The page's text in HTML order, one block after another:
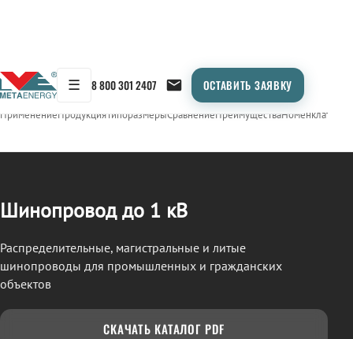
☰ 8 800 301 2407 ОСТАВИТЬ ЗАЯВКУ
← Продукция/ШИНОПРОВОД
ПрименениеПродукцияТипоразмерыСравнениеПреимуществаНоменклатура
Шинопровод до 1 кВ
Распределительные, магистральные и литые
шинопроводы для промышленных и гражданских
объектов
СКАЧАТЬ КАТАЛОГ PDF